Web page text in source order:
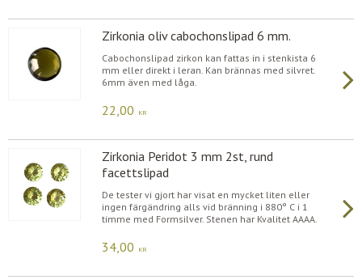
Zirkonia oliv cabochonslipad 6 mm.
Cabochonslipad zirkon kan fattas in i stenkista 6
mm eller direkt i leran. Kan brännas med silvret.
6mm även med låga.
22,00 KR
Zirkonia Peridot 3 mm 2st, rund
facettslipad
De tester vi gjort har visat en mycket liten eller
ingen färgändring alls vid bränning i 880° C i 1
timme med Formsilver. Stenen har Kvalitet AAAA.
34,00 KR